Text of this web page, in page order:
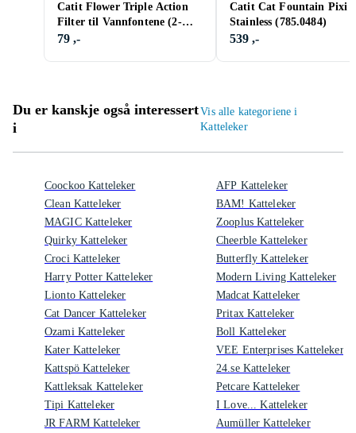
Catit Flower Triple Action
Filter til Vannfontene (2-
pakke)
79 ,-
Catit Cat Fountain Pixi
Stainless (785.0484)
539 ,-
Du er kanskje også interessert
i
Vis alle kategoriene i
Katteleker
Coockoo Katteleker
Clean Katteleker
MAGIC Katteleker
Quirky Katteleker
Croci Katteleker
Harry Potter Katteleker
Lionto Katteleker
Cat Dancer Katteleker
Ozami Katteleker
Kater Katteleker
Kattspö Katteleker
Kattleksak Katteleker
Tipi Katteleker
JR FARM Katteleker
AFP Katteleker
BAM! Katteleker
Zooplus Katteleker
Cheerble Katteleker
Butterfly Katteleker
Modern Living Katteleker
Madcat Katteleker
Pritax Katteleker
Boll Katteleker
VEE Enterprises Katteleker
24.se Katteleker
Petcare Katteleker
I Love... Katteleker
Aumüller Katteleker